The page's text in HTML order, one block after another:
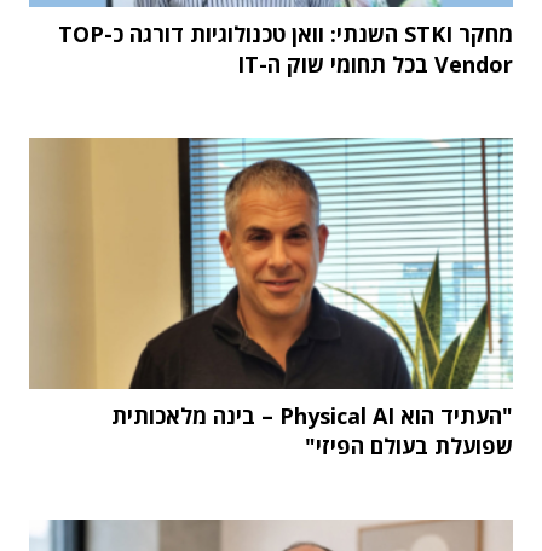
מחקר STKI השנתי: וואן טכנולוגיות דורגה כ-TOP
Vendor בכל תחומי שוק ה-IT
"העתיד הוא Physical AI – בינה מלאכותית
שפועלת בעולם הפיזי"